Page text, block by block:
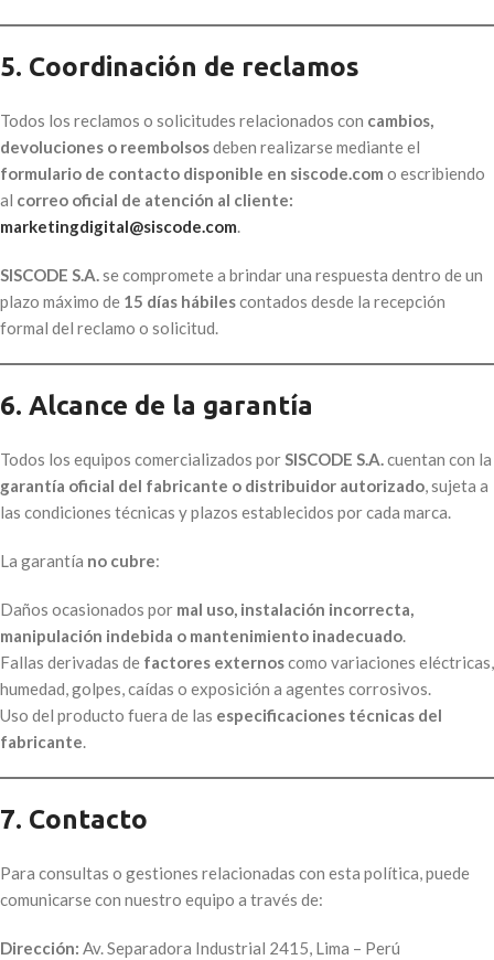
5. Coordinación de reclamos
Todos los reclamos o solicitudes relacionados con cambios,
devoluciones o reembolsosdeben realizarse mediante el
formulario de contacto disponible en siscode.com o escribiendo
al correo oficial de atención al cliente:
marketingdigital@siscode.com.
SISCODE S.A.se compromete a brindar una respuesta dentro de un
plazo máximo de 15 días hábilescontados desde la recepción
formal del reclamo o solicitud.
6. Alcance de la garantía
Todos los equipos comercializados porSISCODE S.A.cuentan con la
garantía oficial del fabricante o distribuidor autorizado, sujeta a
las condiciones técnicas y plazos establecidos por cada marca.
La garantía no cubre:
Daños ocasionados por mal uso, instalación incorrecta,
manipulación indebida o mantenimiento inadecuado.
Fallas derivadas de factores externoscomo variaciones eléctricas,
humedad, golpes, caídas o exposición a agentes corrosivos.
Uso del producto fuera de las especificaciones técnicas del
fabricante.
7. Contacto
Para consultas o gestiones relacionadas con esta política, puede
comunicarse con nuestro equipo a través de:
Dirección: Av. Separadora Industrial 2415, Lima – Perú